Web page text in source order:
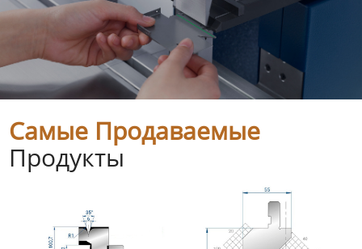
Самые Продаваемые
Продукты